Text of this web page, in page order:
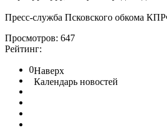
Пресс-служба Псковского обкома
Просмотров: 647
Рейтинг:
0Наверх
Календарь новостей